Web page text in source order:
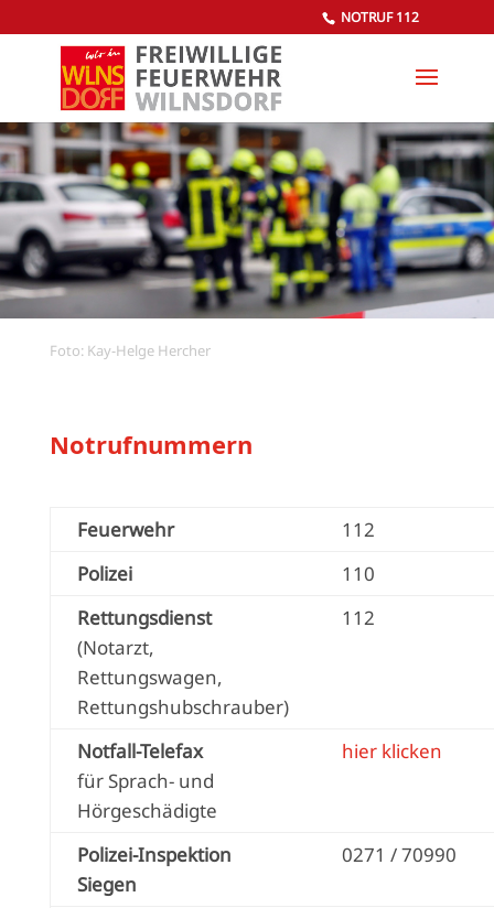
NOTRUF 112
Foto: Kay-Helge Hercher
Notrufnummern
Feuerwehr
112
Polizei
110
Rettungsdienst
(Notarzt,
Rettungswagen,
Rettungshubschrauber)
112
Notfall-Telefax
für Sprach- und
Hörgeschädigte
hier klicken
Polizei-Inspektion
Siegen
0271 / 70990